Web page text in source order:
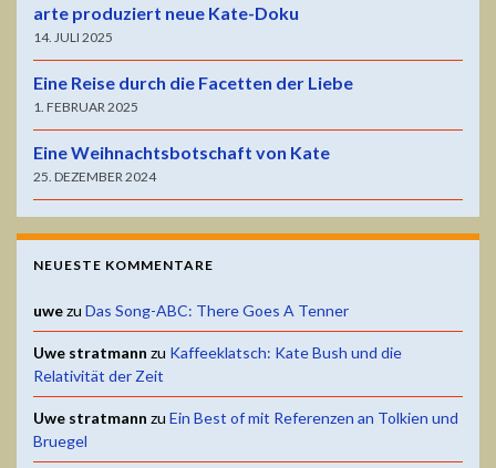
arte produziert neue Kate-Doku
14. JULI 2025
Eine Reise durch die Facetten der Liebe
1. FEBRUAR 2025
Eine Weihnachtsbotschaft von Kate
25. DEZEMBER 2024
NEUESTE KOMMENTARE
uwezu Das Song-ABC: There Goes A Tenner
Uwe stratmann zu Kaffeeklatsch: Kate Bush und die
Relativität der Zeit
Uwe stratmann zu Ein Best of mit Referenzen an Tolkien und
Bruegel